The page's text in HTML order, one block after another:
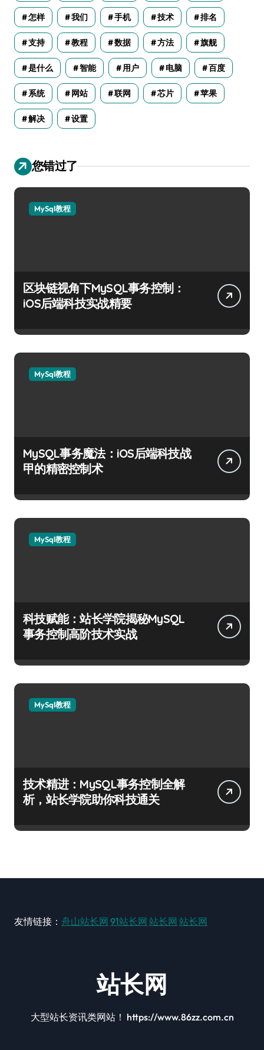
怎样 我们 手机 技术 排名
支持 教程 数据 方法 旗舰
是什么 智能 用户 电脑 百度
系统 网站 联网 芯片 苹果
解决 设置
您错过了
MySql教程
区块链视角下MySQL事务控制：
iOS后端科技实战精要
MySql教程
MySQL事务魔法：iOS后端科技战
甲的精密控制术
MySql教程
科技赋能：站长学院揭秘MySQL
事务控制高阶技术实战
MySql教程
技术精进：MySQL事务控制全解
析，站长学院助你科技通关
友情链接： 舟山站长网 91站长网 站长网 站长网
站长网
大型站长资讯类网站！ https://www.86zz.com.cn